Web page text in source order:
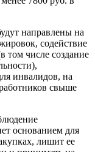
направлены на
содействие
том числе создание
инвалидов, на
свыше
основанием для
лишит ее